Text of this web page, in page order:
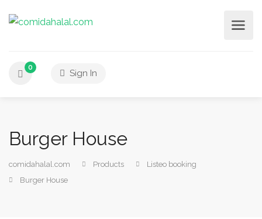
0
Sign In
Burger House
comidahalal.com Products
Listeo booking
Burger House